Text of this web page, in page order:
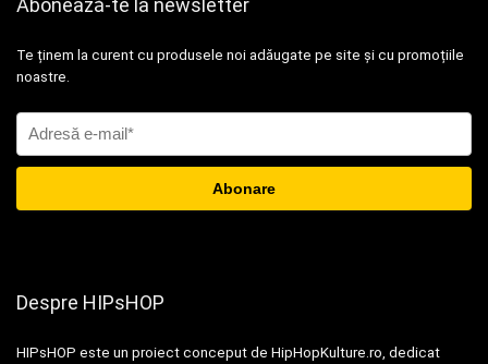
Abonează-te la newsletter
Te ținem la curent cu produsele noi adăugate pe site și cu promoțiile
noastre.
Despre HIPsHOP
HIPsHOP este un proiect conceput de HipHopKulture.ro, dedicat